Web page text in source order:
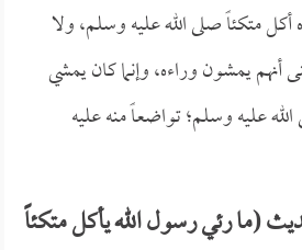
أكل متكئاً صلى الله عليه وسلم، ولا
يمشون وراءه، وإنما كان يمشي
عليه وسلم؛ تواضعاً منه عليه
(ما رئي رسول الله يأكل متكئاً